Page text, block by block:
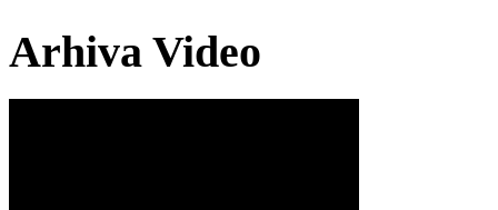
Arhiva Video